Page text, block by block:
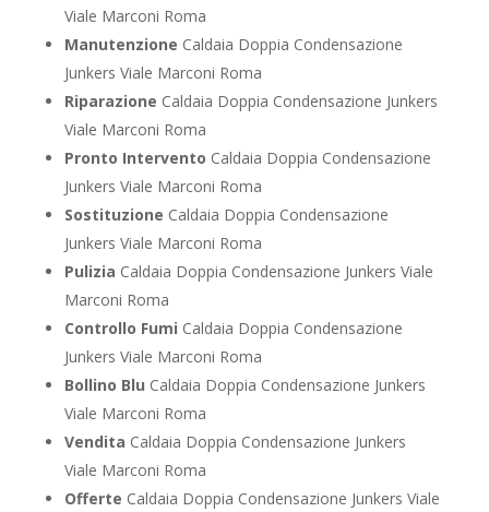
Viale Marconi Roma
Manutenzione Caldaia Doppia Condensazione
Junkers Viale Marconi Roma
Riparazione Caldaia Doppia Condensazione Junkers
Viale Marconi Roma
Pronto Intervento Caldaia Doppia Condensazione
Junkers Viale Marconi Roma
Sostituzione Caldaia Doppia Condensazione
Junkers Viale Marconi Roma
Pulizia Caldaia Doppia Condensazione Junkers Viale
Marconi Roma
Controllo Fumi Caldaia Doppia Condensazione
Junkers Viale Marconi Roma
Bollino Blu Caldaia Doppia Condensazione Junkers
Viale Marconi Roma
Vendita Caldaia Doppia Condensazione Junkers
Viale Marconi Roma
Offerte Caldaia Doppia Condensazione Junkers Viale